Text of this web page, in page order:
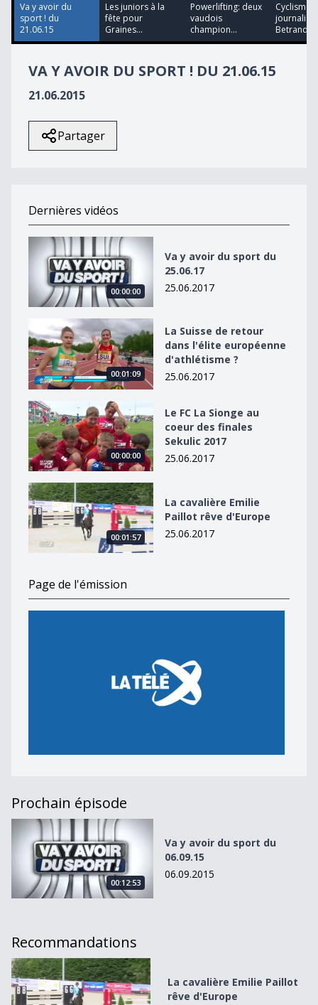
19
seconds
Va y avoir du
sport ! du
21.06.15
Les juniors à la
fête pour
Graines...
Powerlifting: deux
vaudois
champion...
Cyclisme:
journaliste
Betrand
VA Y AVOIR DU SPORT ! DU 21.06.15
21.06.2015
Partager
Dernières vidéos
Va y avoir du sport du 25.06.17
00:00:00
Va y avoir du sport du
25.06.17
25.06.2017
La Suisse de retour dans l&#039;élite européenne
00:01:09
La Suisse de retour
dans l'élite européenne
d'athlétisme ?
25.06.2017
Le FC La Sionge au coeur des finales Sekulic 2017
00:00:00
Le FC La Sionge au
coeur des finales
Sekulic 2017
25.06.2017
La cavalière Emilie Paillot rêve d&#039;Europe
00:01:57
La cavalière Emilie
Paillot rêve d'Europe
25.06.2017
Page de l'émission
Prochain épisode
Va y avoir du sport du 06.09.15
00:12:53
Va y avoir du sport du
06.09.15
06.09.2015
Recommandations
La cavalière Emilie Paillot rêve d&#039;Europe
La cavalière Emilie Paillot
rêve d'Europe